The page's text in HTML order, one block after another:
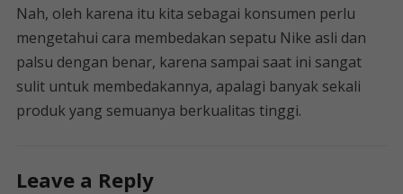
Nah, oleh karena itu kita sebagai konsumen perlu
mengetahui cara membedakan sepatu Nike asli dan
palsu dengan benar, karena sampai saat ini sangat
sulit untuk membedakannya, apalagi banyak sekali
produk yang semuanya berkualitas tinggi.
Leave a Reply